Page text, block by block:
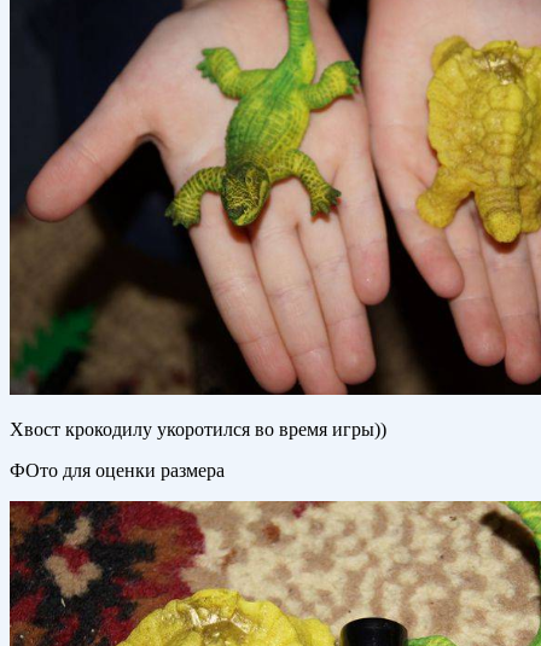
Хвост крокодилу укоротился во время игры))
ФОто для оценки размера